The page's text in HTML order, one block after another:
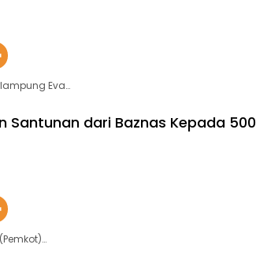
Eva…
Santunan dari Baznas Kepada 500